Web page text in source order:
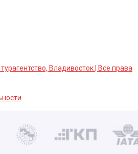
Владивосток | Все права